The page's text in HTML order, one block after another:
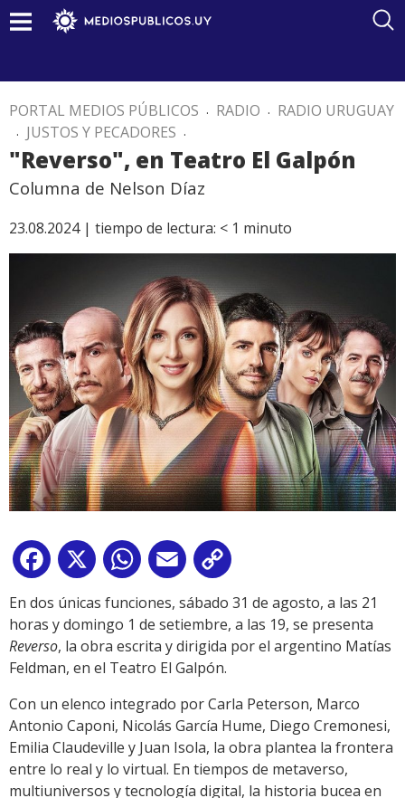
PORTAL MEDIOS PÚBLICOS . RADIO . RADIO URUGUAY
. JUSTOS Y PECADORES .
"Reverso", en Teatro El Galpón
Columna de Nelson Díaz
23.08.2024 | tiempo de lectura: < 1 minuto
Facebook
X WhatsApp
Email
Link
En dos únicas funciones, sábado 31 de agosto, a las 21
horas y domingo 1 de setiembre, a las 19, se presenta
Reverso, la obra escrita y dirigida por el argentino Matías
Feldman, en el Teatro El Galpón.
Con un elenco integrado por Carla Peterson, Marco
Antonio Caponi, Nicolás García Hume, Diego Cremonesi,
Emilia Claudeville y Juan Isola, la obra plantea la frontera
entre lo real y lo virtual. En tiempos de metaverso,
multiuniversos y tecnología digital, la historia bucea en